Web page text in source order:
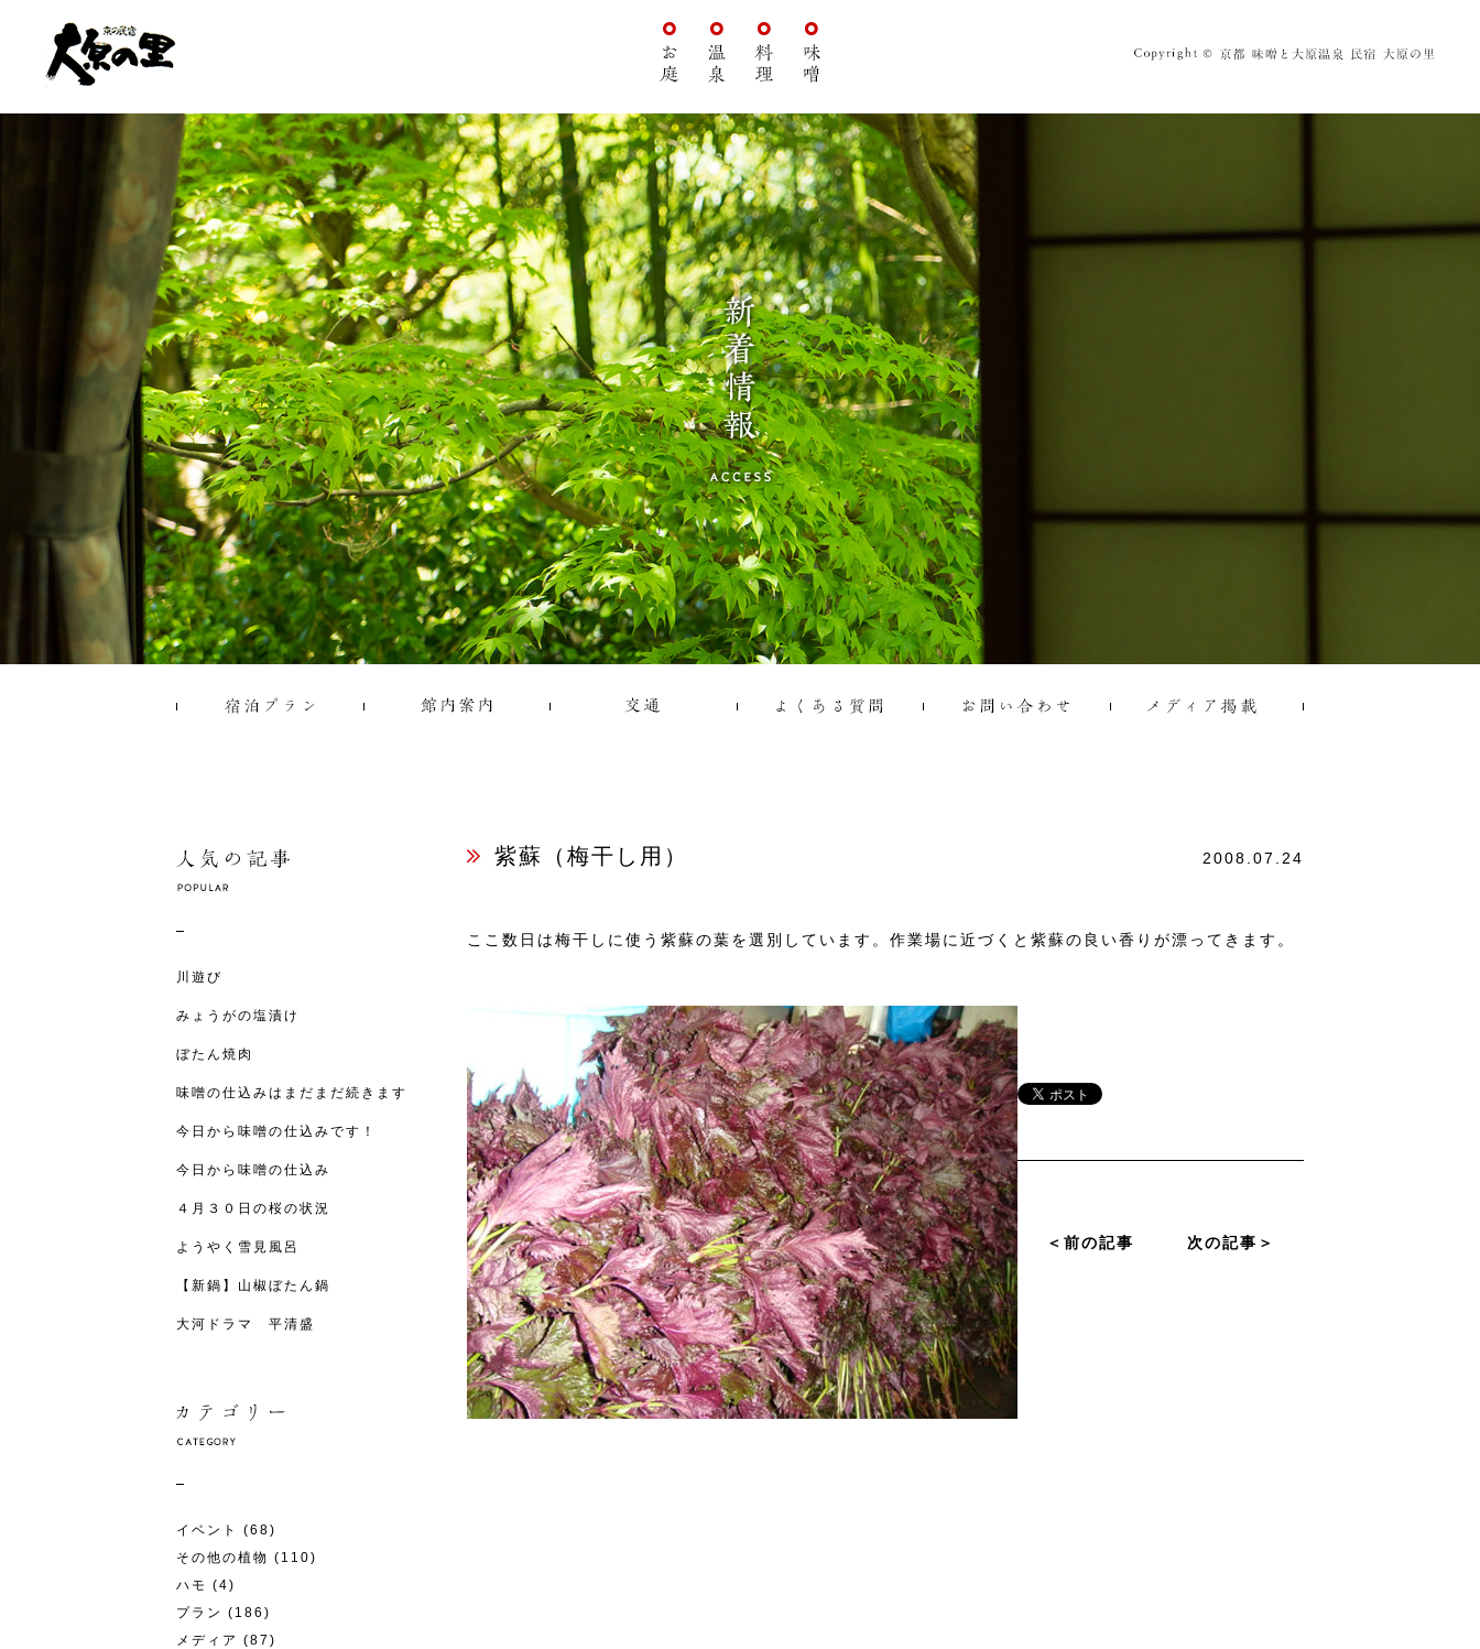
川遊び
みょうがの塩漬け
ぼたん焼肉
味噌の仕込みはまだまだ続きます
今日から味噌の仕込みです！
今日から味噌の仕込み
４月３０日の桜の状況
ようやく雪見風呂
【新鍋】山椒ぼたん鍋
大河ドラマ 平清盛
イベント
(68)
その他の植物 (110)
ハモ (4)
プラン (186)
メディア (87)
紫蘇（梅干し用） 2008.07.24
ここ数日は梅干しに使う紫蘇の葉を選別しています。作業場に近づくと紫蘇の良い香りが漂ってきます。
＜前の記事 次の記事＞